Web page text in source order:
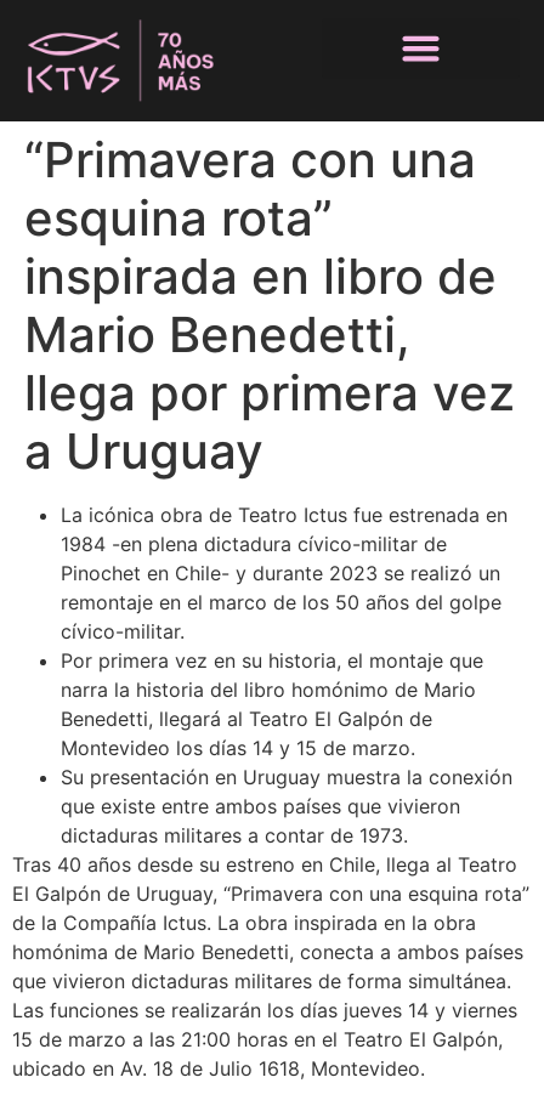
“Primavera con una
esquina rota”
inspirada en libro de
Mario Benedetti,
llega por primera vez
a Uruguay
La icónica obra de Teatro Ictus fue estrenada en
1984 -en plena dictadura cívico-militar de
Pinochet en Chile- y durante 2023 se realizó un
remontaje en el marco de los 50 años del golpe
cívico-militar.
Por primera vez en su historia, el montaje que
narra la historia del libro homónimo de Mario
Benedetti, llegará al Teatro El Galpón de
Montevideo los días 14 y 15 de marzo.
Su presentación en Uruguay muestra la conexión
que existe entre ambos países que vivieron
dictaduras militares a contar de 1973.
Tras 40 años desde su estreno en Chile, llega al Teatro
El Galpón de Uruguay, “Primavera con una esquina rota”
de la Compañía Ictus. La obra inspirada en la obra
homónima de Mario Benedetti, conecta a ambos países
que vivieron dictaduras militares de forma simultánea.
Las funciones se realizarán los días jueves 14 y viernes
15 de marzo a las 21:00 horas en el Teatro El Galpón,
ubicado en Av. 18 de Julio 1618, Montevideo.